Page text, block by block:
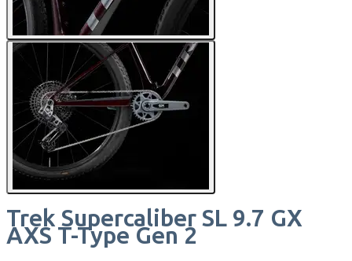
Trek Supercaliber SL 9.7 GX
AXS T-Type Gen 2